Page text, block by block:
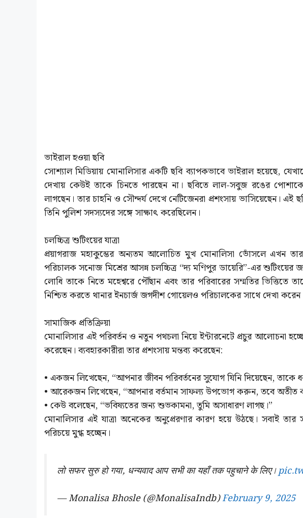
ভাইরাল হওয়া ছবি
সোশ্যাল মিডিয়ায় মোনালিসার একটি ছবি ব্যাপকভাবে ভাইরাল হয়েছে,
দেখায় কেউই তাকে চিনতে পারছেন না। ছবিতে লাল-সবুজ রঙের
লাগছেন। তার চাহনি ও সৌন্দর্য দেখে নেটিজেনরা প্রশংসায় ভাসিয়েছেন।
তিনি পুলিশ সদস্যদের সঙ্গে সাক্ষাৎ করেছিলেন।
চলচ্চিত্র শুটিংয়ের যাত্রা
প্রয়াগরাজ মহাকুম্ভের অন্যতম আলোচিত মুখ মোনালিসা ভোঁসলে এখন
পরিচালক সনোজ মিশ্রের আসন্ন চলচ্চিত্র “দ্য মণিপুর ডায়েরি”-এর শুটিংয়ের
লোধি তাকে নিতে মহেশ্বরে পৌঁছান এবং তার পরিবারের সম্মতির ভিত্তিতে
নিশ্চিত করতে থানার ইনচার্জ জগদীশ গোয়েলও পরিচালকের সাথে দেখা করেন
সামাজিক প্রতিক্রিয়া
মোনালিসার এই পরিবর্তন ও নতুন পথচলা নিয়ে ইন্টারনেটে প্রচুর আলোচনা
করেছেন। ব্যবহারকারীরা তার প্রশংসায় মন্তব্য করেছেন:
• একজন লিখেছেন, “আপনার জীবন পরিবর্তনের সুযোগ যিনি দিয়েছেন, তাকে
• আরেকজন লিখেছেন, “আপনার বর্তমান সাফল্য উপভোগ করুন, তবে অতীত
• কেউ বলেছেন, “ভবিষ্যতের জন্য শুভকামনা, তুমি অসাধারণ লাগছ।”
মোনালিসার এই যাত্রা অনেকের অনুপ্রেরণার কারণ হয়ে উঠছে। সবাই
পরিচয়ে মুগ্ধ হচ্ছেন।
लो सफर सुरु हो गया, धन्यवाद आप सभी का यहाँ तक पहुचाने के लिए।
— Monalisa Bhosle (@MonalisaIndb)February 9, 2025